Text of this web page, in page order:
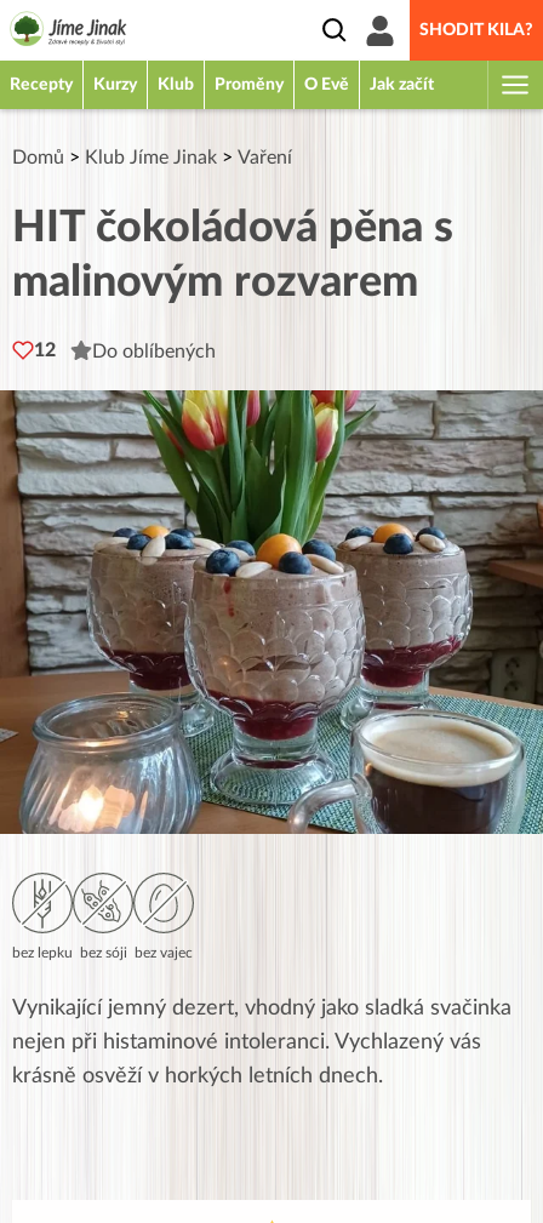
SHODIT KILA?
Recepty Kurzy Klub Proměny O Evě Jak začít
Domů > Klub Jíme Jinak > Vaření
HIT čokoládová pěna s
malinovým rozvarem
12 Do oblíbených
bez lepku bez sóji bez vajec
Vynikající jemný dezert, vhodný jako sladká svačinka
nejen při histaminové intoleranci. Vychlazený vás
krásně osvěží v horkých letních dnech.